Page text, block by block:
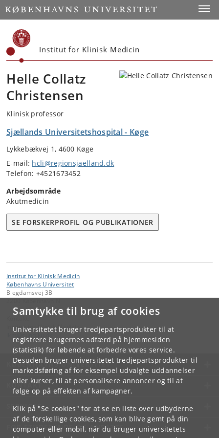
Samtykke til brug af cookies
Universitetet bruger tredjepartsprodukter til at
registrere brugernes adfærd på hjemmesiden
(statistik) for løbende at forbedre vores service.
Desuden bruger universitetet tredjepartsprodukter til
markedsføring af for eksempel udvalgte uddannelser
eller kurser, til at personalisere annoncer og til at
følge op på effekten af kampagner.
Klik på "Se cookies" for at se en liste over udbyderne
af de forskellige cookies, som kan blive gemt på din
computer eller mobil, når du bruger universitetets
Start
Institut for Klinisk Medicin
Helle Collatz
Christensen
Klinisk professor
Sjællands Universitetshospital - Køge
Lykkebækvej 1, 4600 Køge
E-mail: hcli@regionsjaelland.dk
Telefon: +4521673452
Arbejdsområde
Akutmedicin
SE FORSKERPROFIL OG PUBLIKATIONER
Institut for Klinisk Medicin
Københavns Universitet
Blegdamsvej 3B
Institut for Klinisk Medicin
KØBENHAVNS UNIVERSITET
KONTAKT
SERVICES
FOR STUDERENDE OG ANSATTE